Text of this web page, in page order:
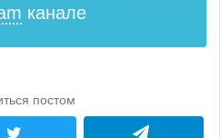
канале
постом